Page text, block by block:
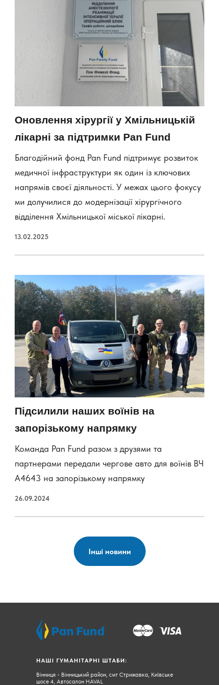
Оновлення хірургії у Хмільницькій
лікарні за підтримки Pan Fund
Благодійний фонд Pan Fund підтримує розвиток
медичної інфраструктури як один із ключових
напрямів своєї діяльності. У межах цього фокусу
ми долучилися до модернізації хірургічного
відділення Хмільницької міської лікарні.
13.02.2025
Підсилили наших воїнів на
запорізькому напрямку
Команда Pan Fund разом з друзями та
партнерами передали чергове авто для воїнів ВЧ
А4643 на запорізькому напрямку
26.09.2024
Іншi новини
НАШІ ГУМАНІТАРНІ ШТАБИ:
Вінниця - Вінницький район, смт Стрижавка, Київське
шосе 4, Автосалон HAVAL